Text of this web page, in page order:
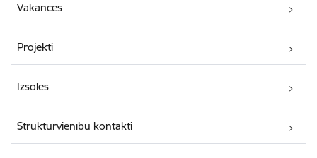
Vakances
Projekti
Izsoles
Struktūrvienību kontakti